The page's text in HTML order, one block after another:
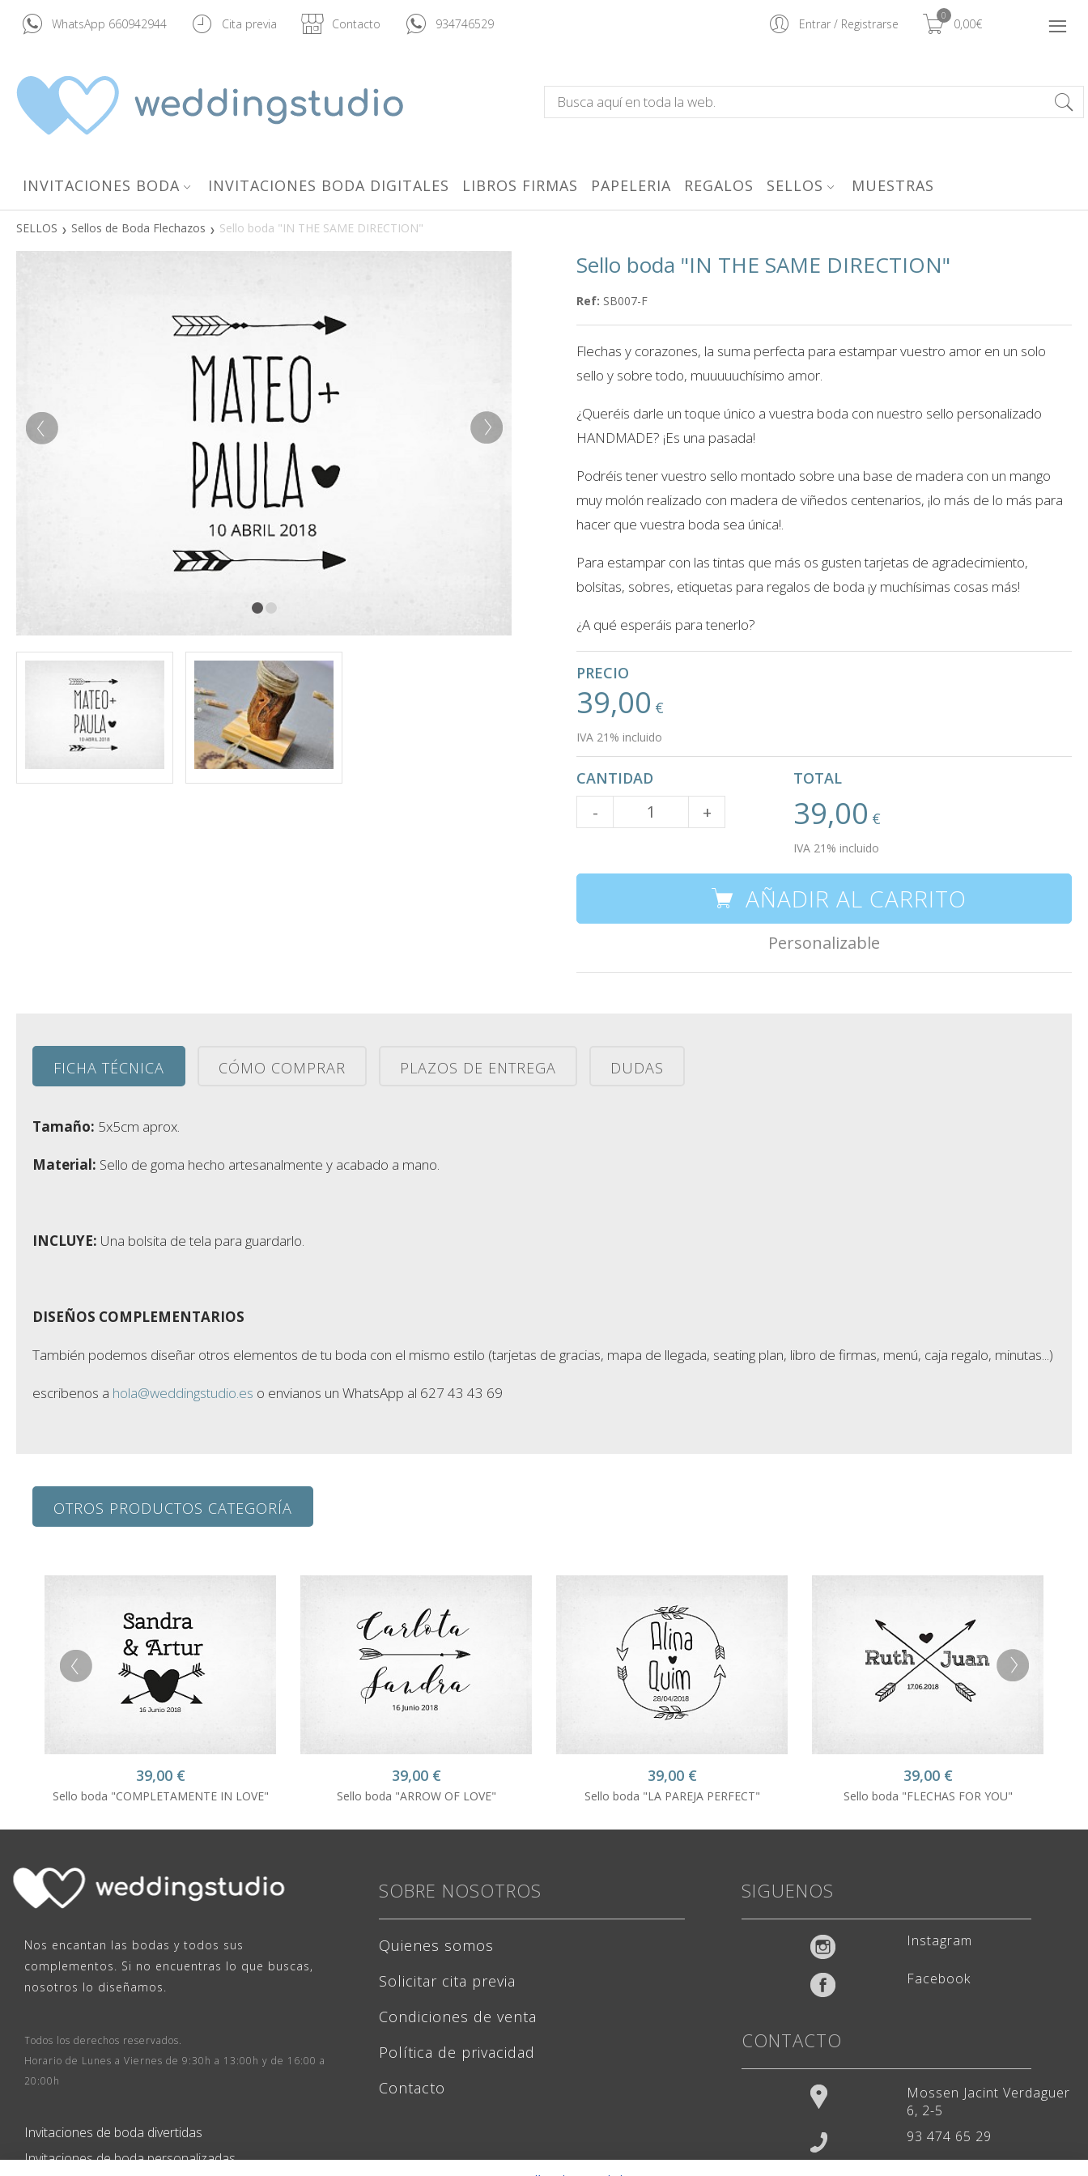
WhatsApp 660942944 Cita previa Contacto 934746529 Entrar/ Registrarse
0
0,00€
INVITACIONES BODA INVITACIONES BODA DIGITALES LIBROS FIRMAS PAPELERIA REGALOS SELLOS MUESTRAS
SELLOS Sellos de Boda Flechazos Sello boda "IN THE SAME DIRECTION"
Sello boda "IN THE SAME DIRECTION"
Ref: SB007-F
Flechas y corazones, la suma perfecta para estampar vuestro amor en un solo
sello y sobre todo, muuuuuchísimo amor.
¿Queréis darle un toque único a vuestra boda con nuestro sello personalizado
HANDMADE? ¡Es una pasada!
Podréis tener vuestro sello montado sobre una base de madera con un mango
muy molón realizado con madera de viñedos centenarios, ¡lo más de lo más para
hacer que vuestra boda sea única!.
Para estampar con las tintas que más os gusten tarjetas de agradecimiento,
bolsitas, sobres, etiquetas para regalos de boda ¡y muchísimas cosas más!
¿A qué esperáis para tenerlo?
PRECIO
39,00€
IVA 21% incluido
CANTIDAD
-
Cantidad +
TOTAL
39,00€
IVA 21% incluido
AÑADIR AL CARRITO
Personalizable
FICHA TÉCNICA CÓMO COMPRAR PLAZOS DE ENTREGA DUDAS
Tamaño: 5x5cm aprox.
Material: Sello de goma hecho artesanalmente y acabado a mano.
INCLUYE: Una bolsita de tela para guardarlo.
DISEÑOS COMPLEMENTARIOS
También podemos diseñar otros elementos de tu boda con el mismo estilo (tarjetas de gracias, mapa de llegada, seating plan, libro de firmas, menú, caja regalo, minutas...)
escribenos a hola@weddingstudio.es o envianos un WhatsApp al 627 43 43 69
OTROS PRODUCTOS CATEGORÍA
39,00 €
Sello boda "COMPLETAMENTE IN LOVE"
39,00 €
Sello boda "ARROW OF LOVE"
39,00 €
Sello boda "LA PAREJA PERFECT"
39,00 €
Sello boda "FLECHAS FOR YOU"
Nos encantan las bodas y todos sus
complementos. Si no encuentras lo que buscas,
nosotros lo diseñamos.
Todos los derechos reservados.
Horario de Lunes a Viernes de 9:30h a 13:00h y de 16:00 a
20:00h
Invitaciones de boda divertidas
Invitaciones de boda personalizadas
SOBRE NOSOTROS
Quienes somos
Solicitar cita previa
Condiciones de venta
Política de privacidad
Contacto
SIGUENOS
Instagram
Facebook
CONTACTO
Mossen Jacint Verdaguer
6, 2-5
93 474 65 29
Atención: L-V 9-13h y 15-20h
¡Hola! ¿En qué podemos ayudarte?